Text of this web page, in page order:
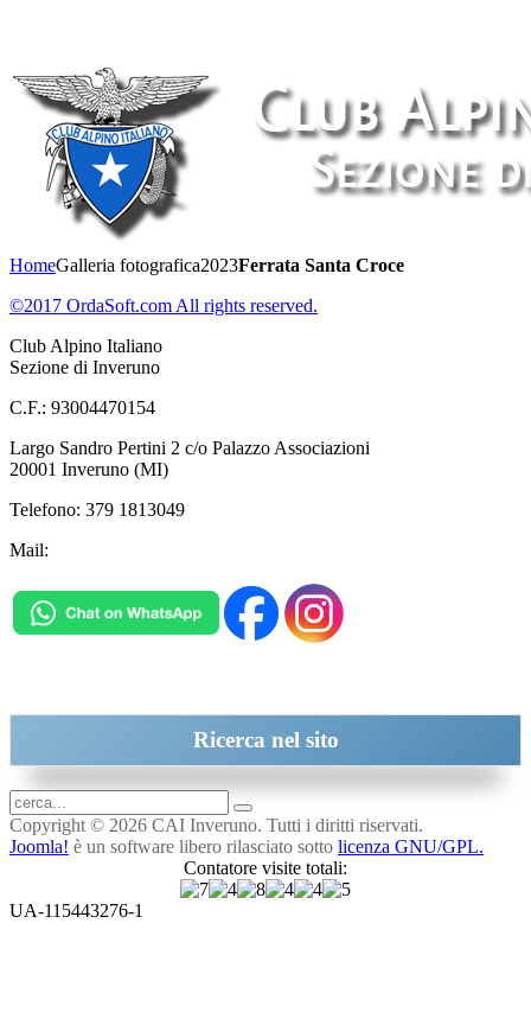
HomeGalleria fotografica2023Ferrata Santa Croce
©2017 OrdaSoft.com All rights reserved.
Club Alpino Italiano
Sezione di Inveruno
C.F.: 93004470154
Largo Sandro Pertini 2 c/o Palazzo Associazioni
20001 Inveruno (MI)
Telefono: 379 1813049
Mail:
Ricerca nel sito
Copyright © 2026 CAI Inveruno. Tutti i diritti riservati.
Joomla! è un software libero rilasciato sotto licenza GNU/GPL.
Contatore visite totali:
UA-115443276-1